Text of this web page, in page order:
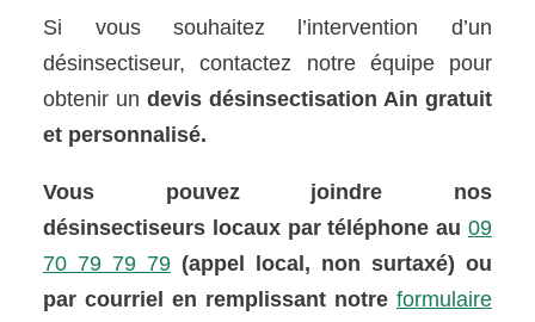
Si vous souhaitez l’intervention d’un
désinsectiseur, contactez notre équipe pour
obtenir un devis désinsectisation Ain gratuit
et personnalisé.
Vous pouvez joindre nos
désinsectiseurs locaux par téléphone au 09
70 79 79 79 (appel local, non surtaxé) ou
par courriel en remplissant notre formulaire